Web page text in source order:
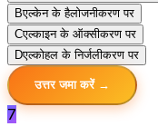
Bएल्केन के हैलोजनीकरण पर
Cएल्काइन के ऑक्सीकरण पर
Dएल्कोहल के निर्जलीकरण पर
उत्तर जमा करें →
7